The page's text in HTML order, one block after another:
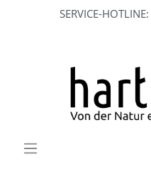
SERVICE-HOTLINE: